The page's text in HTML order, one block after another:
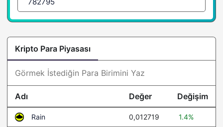
Kripto Para Piyasası
Adı Değer Değişim
Rain 0,012719 1.4%